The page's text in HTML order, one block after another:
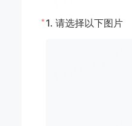
* 1. 请选择以下图片